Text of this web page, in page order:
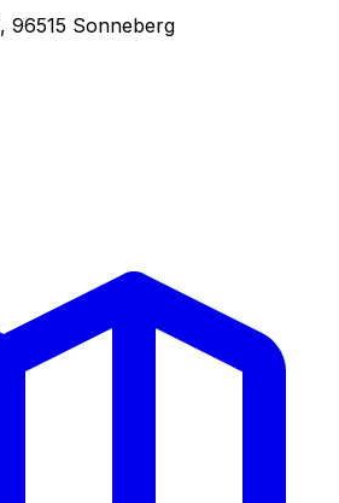
, 96515 Sonneberg